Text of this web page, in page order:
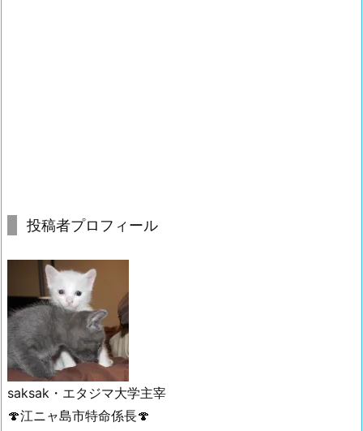
投稿者プロフィール
saksak・ エタジマ大学主宰
🍄江ニャ島市特命係長🍄